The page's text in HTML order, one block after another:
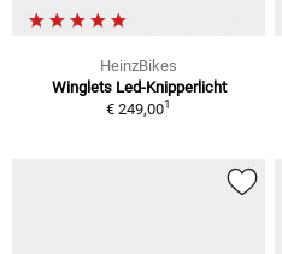
HeinzBikes
Winglets Led-Knipperlicht
€ 249,001